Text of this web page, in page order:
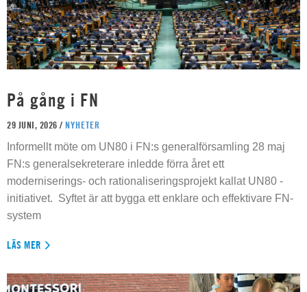
På gång i FN
29 JUNI, 2026 / NYHETER
Informellt möte om UN80 i FN:s generalförsamling 28 maj
FN:s generalsekreterare inledde förra året ett
moderniserings- och rationaliseringsprojekt kallat UN80 -
initiativet. Syftet är att bygga ett enklare och effektivare FN-
system
LÄS MER